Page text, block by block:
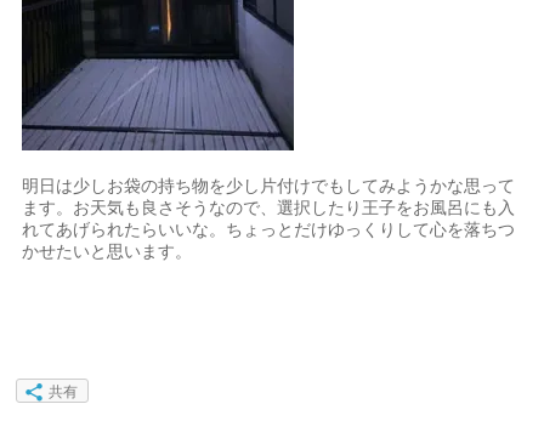
明日は少しお袋の持ち物を少し片付けでもしてみようかな思って
ます。お天気も良さそうなので、選択したり王子をお風呂にも入
れてあげられたらいいな。ちょっとだけゆっくりして心を落ちつ
かせたいと思います。
共有